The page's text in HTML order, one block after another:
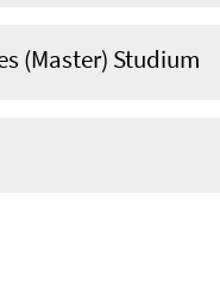
(Master) Studium